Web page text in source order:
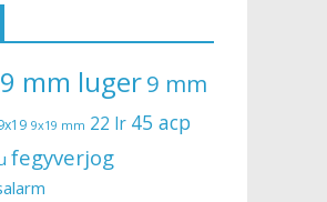
9 mm luger9 mm
9x19 mm 22 lr 45 acp
fegyverjog